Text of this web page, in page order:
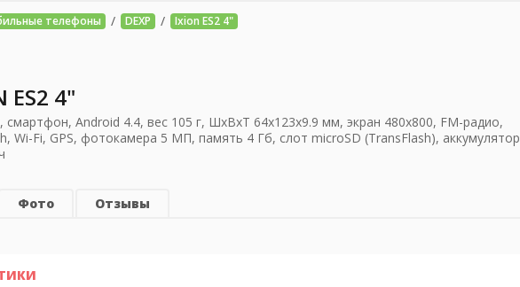
телефоны / DEXP / Ixion ES2 4"
ES2 4"
смартфон, Android 4.4, вес 105 г, ШхВхТ 64x123x9.9 мм, экран 480x800, FM-радио,
Wi-Fi, GPS, фотокамера 5 МП, память 4 Гб, слот microSD (TransFlash), аккумулятор
Фото Отзывы